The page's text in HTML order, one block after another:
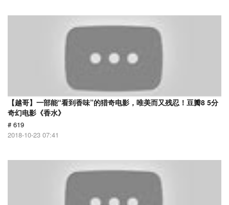
【越哥】一部能“看到香味”的猎奇电影，唯美而又残忍！豆瓣8 5分
奇幻电影《香水》
# 619
2018-10-23 07:41